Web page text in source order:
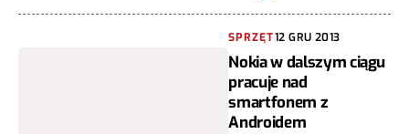
SPRZĘT12 GRU 2013
Nokia w dalszym ciągu
pracuje nad
smartfonem z
Androidem